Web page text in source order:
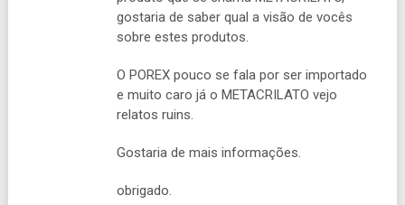
gostaria de saber qual a visão de vocês
sobre estes produtos.
O POREX pouco se fala por ser importado
e muito caro já o METACRILATO vejo
relatos ruins.
Gostaria de mais informações.
obrigado.